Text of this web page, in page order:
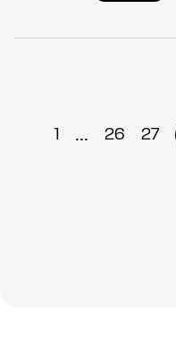
1 ... 26 27